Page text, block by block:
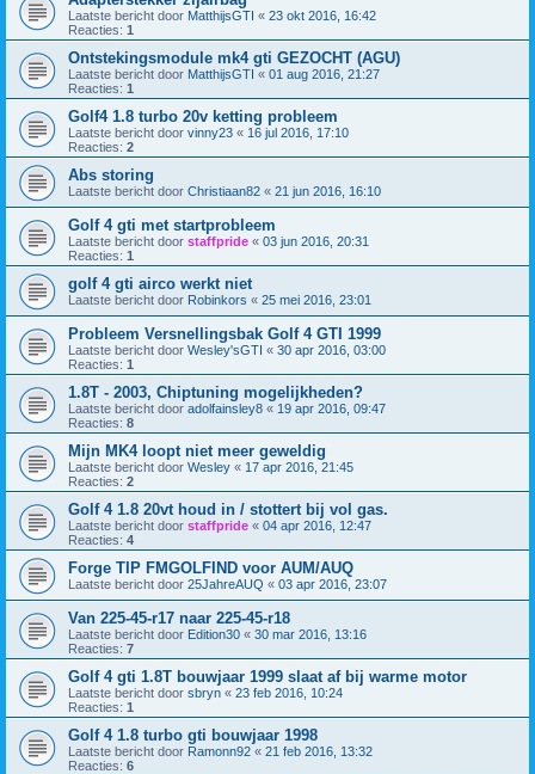
Laatste bericht door MatthijsGTI « 23 okt 2016, 16:42
Reacties: 1
Ontstekingsmodule mk4 gti GEZOCHT (AGU)
Laatste bericht door MatthijsGTI « 01 aug 2016, 21:27
Reacties: 1
Golf4 1.8 turbo 20v ketting probleem
Laatste bericht door vinny23 « 16 jul 2016, 17:10
Reacties: 2
Abs storing
Laatste bericht door Christiaan82 « 21 jun 2016, 16:10
Golf 4 gti met startprobleem
Laatste bericht door staffpride « 03 jun 2016, 20:31
Reacties: 1
golf 4 gti airco werkt niet
Laatste bericht door Robinkors « 25 mei 2016, 23:01
Probleem Versnellingsbak Golf 4 GTI 1999
Laatste bericht door Wesley'sGTI « 30 apr 2016, 03:00
Reacties: 1
1.8T - 2003, Chiptuning mogelijkheden?
Laatste bericht door adolfainsley8 « 19 apr 2016, 09:47
Reacties: 8
Mijn MK4 loopt niet meer geweldig
Laatste bericht door Wesley « 17 apr 2016, 21:45
Reacties: 2
Golf 4 1.8 20vt houd in / stottert bij vol gas.
Laatste bericht door staffpride « 04 apr 2016, 12:47
Reacties: 4
Forge TIP FMGOLFIND voor AUM/AUQ
Laatste bericht door 25JahreAUQ « 03 apr 2016, 23:07
Van 225-45-r17 naar 225-45-r18
Laatste bericht door Edition30 « 30 mar 2016, 13:16
Reacties: 7
Golf 4 gti 1.8T bouwjaar 1999 slaat af bij warme motor
Laatste bericht door sbryn « 23 feb 2016, 10:24
Reacties: 1
Golf 4 1.8 turbo gti bouwjaar 1998
Laatste bericht door Ramonn92 « 21 feb 2016, 13:32
Reacties: 6